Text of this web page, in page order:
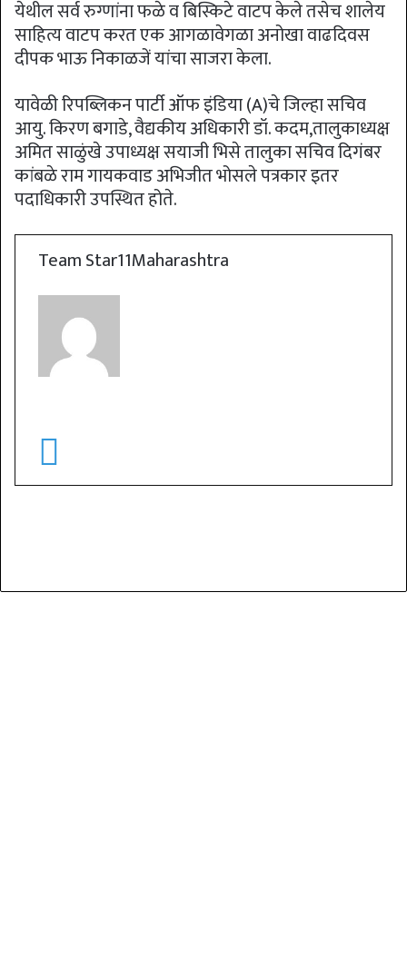
येथील सर्व रुग्णांना फळे व बिस्किटे वाटप केले तसेच शालेय
साहित्य वाटप करत एक आगळावेगळा अनोखा वाढदिवस
दीपक भाऊ निकाळजें यांचा साजरा केला.
यावेळी रिपब्लिकन पार्टी ऑफ इंडिया (A)चे जिल्हा सचिव
आयु. किरण बगाडे, वैद्यकीय अधिकारी डॉ. कदम,तालुकाध्यक्ष
अमित साळुंखे उपाध्यक्ष सयाजी भिसे तालुका सचिव दिगंबर
कांबळे राम गायकवाड अभिजीत भोसले पत्रकार इतर
पदाधिकारी उपस्थित होते.
Team Star11Maharashtra